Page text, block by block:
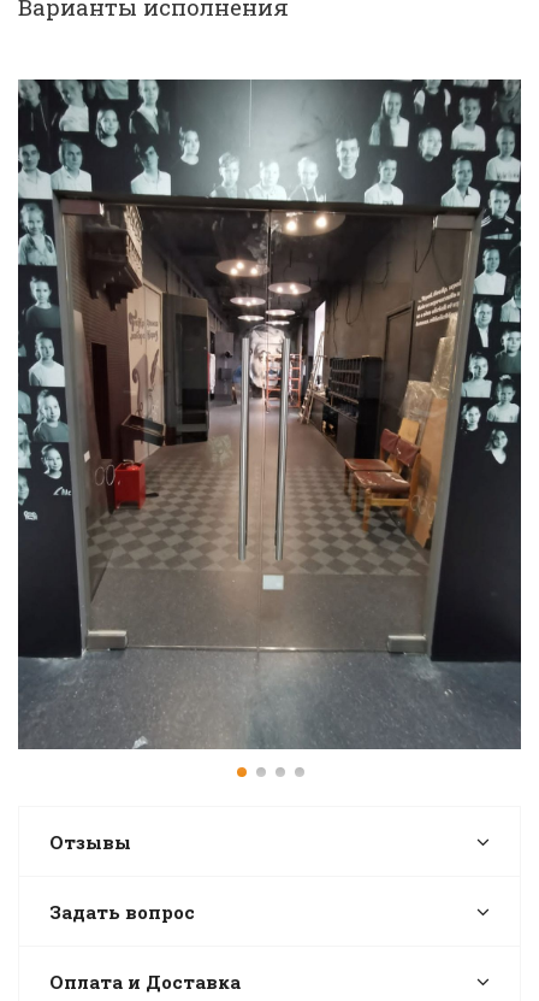
Варианты исполнения
Отзывы
Задать вопрос
Оплата и Доставка